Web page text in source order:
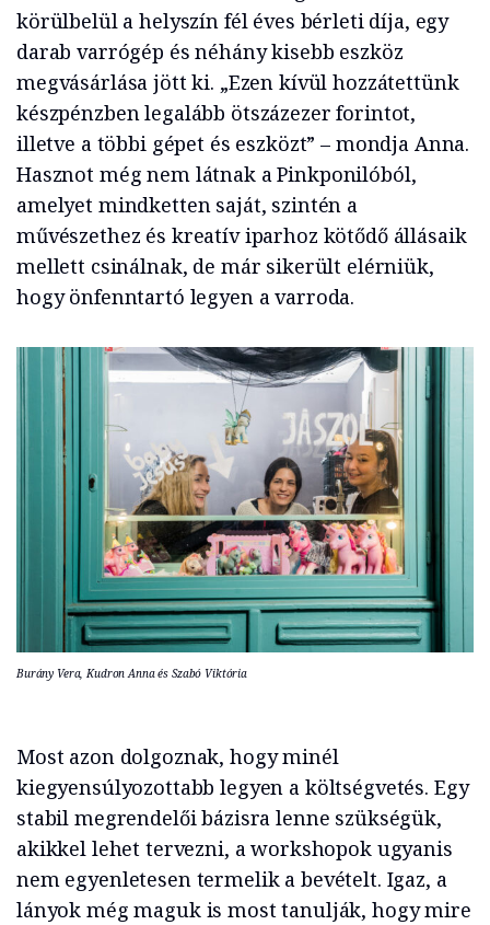
körülbelül a helyszín fél éves bérleti díja, egy
darab varrógép és néhány kisebb eszköz
megvásárlása jött ki. „Ezen kívül hozzátettünk
készpénzben legalább ötszázezer forintot,
illetve a többi gépet és eszközt” – mondja Anna.
Hasznot még nem látnak a Pinkponilóból,
amelyet mindketten saját, szintén a
művészethez és kreatív iparhoz kötődő állásaik
mellett csinálnak, de már sikerült elérniük,
hogy önfenntartó legyen a varroda.
Burány Vera, Kudron Anna és Szabó Viktória
Most azon dolgoznak, hogy minél
kiegyensúlyozottabb legyen a költségvetés. Egy
stabil megrendelői bázisra lenne szükségük,
akikkel lehet tervezni, a workshopok ugyanis
nem egyenletesen termelik a bevételt. Igaz, a
lányok még maguk is most tanulják, hogy mire